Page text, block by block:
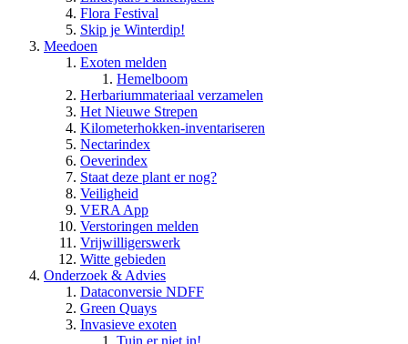
Flora Festival
Skip je Winterdip!
Meedoen
Exoten melden
Hemelboom
Herbariummateriaal verzamelen
Het Nieuwe Strepen
Kilometerhokken-inventariseren
Nectarindex
Oeverindex
Staat deze plant er nog?
Veiligheid
VERA App
Verstoringen melden
Vrijwilligerswerk
Witte gebieden
Onderzoek & Advies
Dataconversie NDFF
Green Quays
Invasieve exoten
Tuin er niet in!